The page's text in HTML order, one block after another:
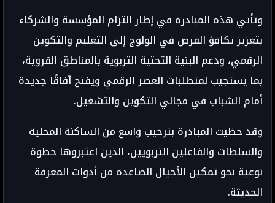
وتأتي هذه المبادرة في إطار التزام المؤسسة والشركاء
بتعزيز تكافؤ الفرص في الولوج إلى التعليم والتكوين
الرقمي، ودعم البنية التحتية التربوية بالمناطق القروية،
بما يستجيب لمتطلبات العصر الرقمي ويفتح آفاقًا جديدة
أمام الشباب في مجالي التكوين والتشغيل.
وقد حظيت المبادرة بترحيب واسع من الساكنة المحلية
والسلطات والفاعلين التربويين، الذين اعتبروها خطوة
نوعية نحو تمكين الأجيال الصاعدة من أدوات المعرفة
الحديثة.